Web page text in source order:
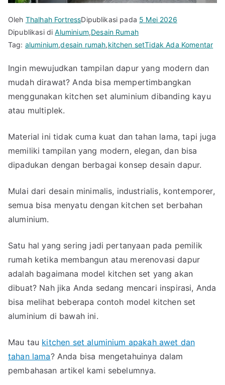
Oleh Thalhah FortressDipublikasi pada 5 Mei 2026
Dipublikasi diAluminium,Desain Rumah
Tag: aluminium,desain rumah,kitchen setTidak Ada Komentar
Ingin mewujudkan tampilan dapur yang modern dan
mudah dirawat? Anda bisa mempertimbangkan
menggunakan kitchen set aluminium dibanding kayu
atau multiplek.
Material ini tidak cuma kuat dan tahan lama, tapi juga
memiliki tampilan yang modern, elegan, dan bisa
dipadukan dengan berbagai konsep desain dapur.
Mulai dari desain minimalis, industrialis, kontemporer,
semua bisa menyatu dengan kitchen set berbahan
aluminium.
Satu hal yang sering jadi pertanyaan pada pemilik
rumah ketika membangun atau merenovasi dapur
adalah bagaimana model kitchen set yang akan
dibuat? Nah jika Anda sedang mencari inspirasi, Anda
bisa melihat beberapa contoh model kitchen set
aluminium di bawah ini.
Mau tau kitchen set aluminium apakah awet dan
tahan lama? Anda bisa mengetahuinya dalam
pembahasan artikel kami sebelumnya.